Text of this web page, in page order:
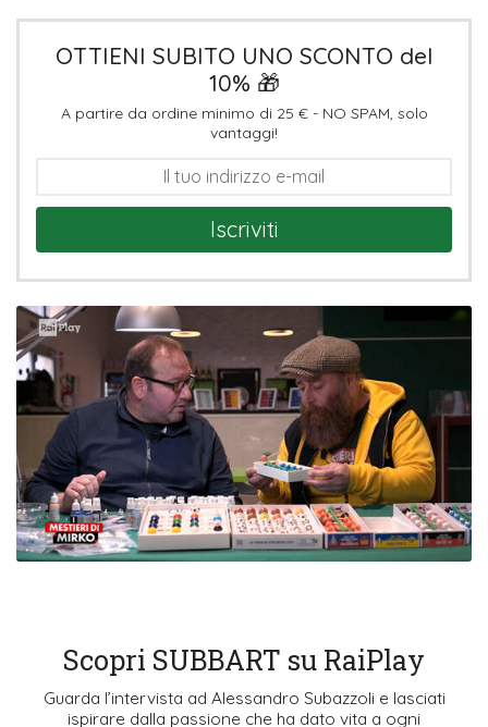
OTTIENI SUBITO UNO SCONTO del
10% 🎁
A partire da ordine minimo di 25 € - NO SPAM, solo
vantaggi!
Iscriviti
Scopri SUBBART su RaiPlay
Guarda l’intervista ad Alessandro Subazzoli e lasciati
ispirare dalla passione che ha dato vita a ogni